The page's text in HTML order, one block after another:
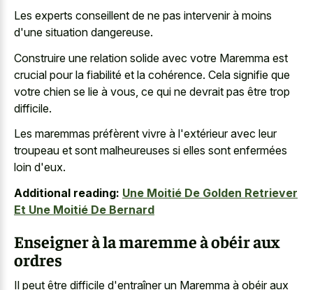
Les experts conseillent de ne pas intervenir à moins
d'une situation dangereuse.
Construire une relation solide avec votre Maremma est
crucial pour la fiabilité et la cohérence. Cela signifie que
votre chien se lie à vous, ce qui ne devrait pas être trop
difficile.
Les maremmas préfèrent vivre à l'extérieur avec leur
troupeau et sont malheureuses si elles sont enfermées
loin d'eux.
Additional reading: Une Moitié De Golden Retriever
Et Une Moitié De Bernard
Enseigner à la maremme à obéir aux
ordres
Il peut être difficile d'entraîner un Maremma à obéir aux